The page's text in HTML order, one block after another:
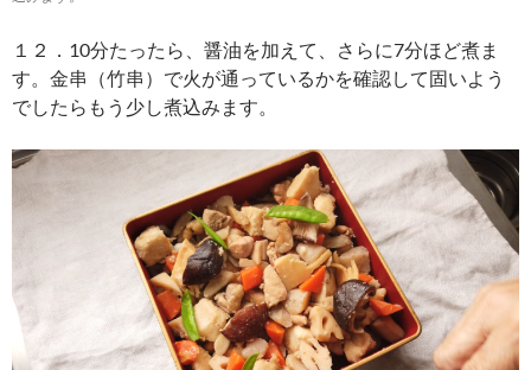
１２．10分たったら、醤油を加えて、さらに7分ほど煮ま
す。金串（竹串）で火が通っているかを確認して固いよう
でしたらもう少し煮込みます。